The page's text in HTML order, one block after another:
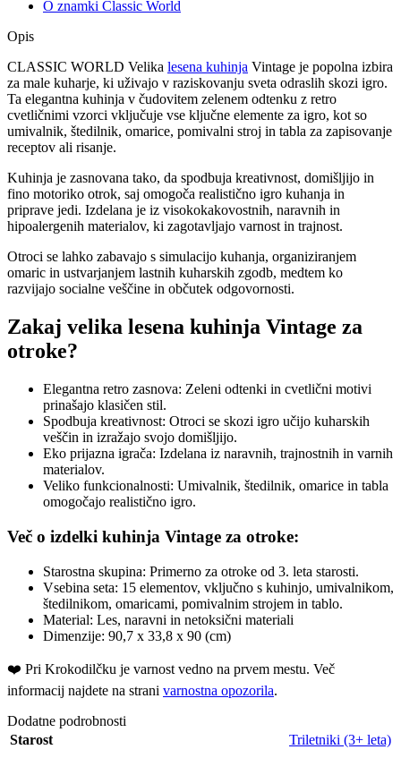
O znamki Classic World
Opis
CLASSIC WORLD Velika lesena kuhinja Vintage je popolna izbira
za male kuharje, ki uživajo v raziskovanju sveta odraslih skozi igro.
Ta elegantna kuhinja v čudovitem zelenem odtenku z retro
cvetličnimi vzorci vključuje vse ključne elemente za igro, kot so
umivalnik, štedilnik, omarice, pomivalni stroj in tabla za zapisovanje
receptov ali risanje.
Kuhinja je zasnovana tako, da spodbuja kreativnost, domišljijo in
fino motoriko otrok, saj omogoča realistično igro kuhanja in
priprave jedi. Izdelana je iz visokokakovostnih, naravnih in
hipoalergenih materialov, ki zagotavljajo varnost in trajnost.
Otroci se lahko zabavajo s simulacijo kuhanja, organiziranjem
omaric in ustvarjanjem lastnih kuharskih zgodb, medtem ko
razvijajo socialne veščine in občutek odgovornosti.
Zakaj velika lesena kuhinja Vintage za
otroke?
Elegantna retro zasnova: Zeleni odtenki in cvetlični motivi
prinašajo klasičen stil.
Spodbuja kreativnost: Otroci se skozi igro učijo kuharskih
veščin in izražajo svojo domišljijo.
Eko prijazna igrača: Izdelana iz naravnih, trajnostnih in varnih
materialov.
Veliko funkcionalnosti: Umivalnik, štedilnik, omarice in tabla
omogočajo realistično igro.
Več o izdelki kuhinja Vintage za otroke:
Starostna skupina: Primerno za otroke od 3. leta starosti.
Vsebina seta: 15 elementov, vključno s kuhinjo, umivalnikom,
štedilnikom, omaricami, pomivalnim strojem in tablo.
Material: Les, naravni in netoksični materiali
Dimenzije: 90,7 x 33,8 x 90 (cm)
❤️ ️Pri Krokodilčku je varnost vedno na prvem mestu. Več
informacij najdete na strani varnostna opozorila.
Dodatne podrobnosti
Starost
Triletniki (3+ leta)